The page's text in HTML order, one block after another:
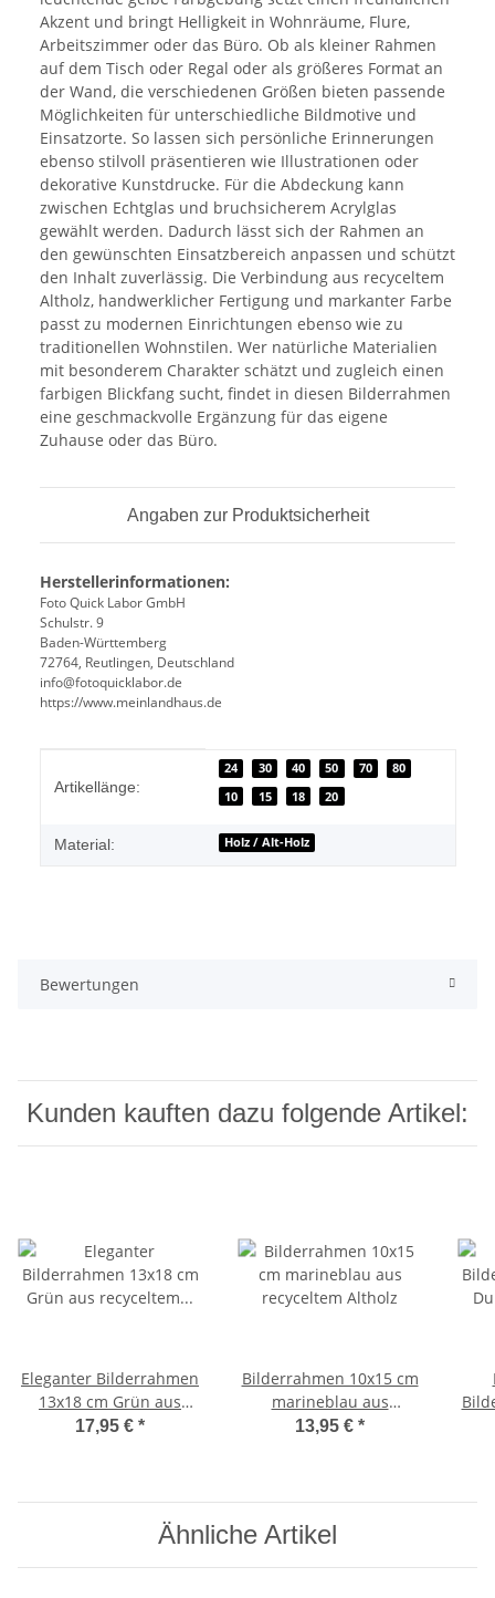
Akzent und bringt Helligkeit in Wohnräume, Flure,
Arbeitszimmer oder das Büro. Ob als kleiner Rahmen
auf dem Tisch oder Regal oder als größeres Format an
der Wand, die verschiedenen Größen bieten passende
Möglichkeiten für unterschiedliche Bildmotive und
Einsatzorte. So lassen sich persönliche Erinnerungen
ebenso stilvoll präsentieren wie Illustrationen oder
dekorative Kunstdrucke. Für die Abdeckung kann
zwischen Echtglas und bruchsicherem Acrylglas
gewählt werden. Dadurch lässt sich der Rahmen an
den gewünschten Einsatzbereich anpassen und schützt
den Inhalt zuverlässig. Die Verbindung aus recyceltem
Altholz, handwerklicher Fertigung und markanter Farbe
passt zu modernen Einrichtungen ebenso wie zu
traditionellen Wohnstilen. Wer natürliche Materialien
mit besonderem Charakter schätzt und zugleich einen
farbigen Blickfang sucht, findet in diesen Bilderrahmen
eine geschmackvolle Ergänzung für das eigene
Zuhause oder das Büro.
Angaben zur Produktsicherheit
Herstellerinformationen:
Foto Quick Labor GmbH
Schulstr. 9
Baden-Württemberg
72764, Reutlingen, Deutschland
info@fotoquicklabor.de
https://www.meinlandhaus.de
Artikellänge:
24 30 40 50 70
80
10
15 18 20
Material: Holz / Alt-Holz
Bewertungen
Kunden kauften dazu folgende Artikel:
Eleganter Bilderrahmen
13x18 cm Grün aus
recyceltem Altholz
17,95 € *
Bilderrahmen 10x15 cm
marineblau aus
recyceltem Altholz
13,95 € *
Ähnliche Artikel